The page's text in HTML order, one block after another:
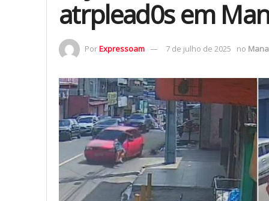
atrplead0s em
PorExpressoam 7 de julho de 2025 no